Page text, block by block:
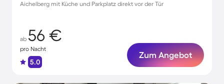
Aichelberg mit Küche und Parkplatz direkt vor der Tür
ab 56 €
pro Nacht
5.0
Zum Angebot